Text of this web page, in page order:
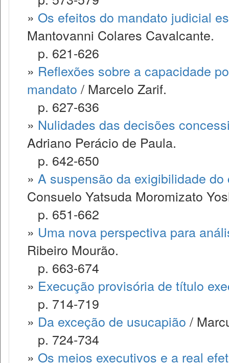
» Os efeitos do mandato judicial
Mantovanni Colares Cavalcante.
p. 621-626
» Reflexões sobre a capacidade
mandato / Marcelo Zarif.
p. 627-636
» Nulidades das decisões
Adriano Perácio de Paula.
p. 642-650
» A suspensão da exigibilidade
Consuelo Yatsuda Moromizato
p. 651-662
» Uma nova perspectiva para
Ribeiro Mourão.
p. 663-674
» Execução provisória de título
p. 714-719
» Da exceção de usucapião /
p. 724-734
» Os meios executivos e a real